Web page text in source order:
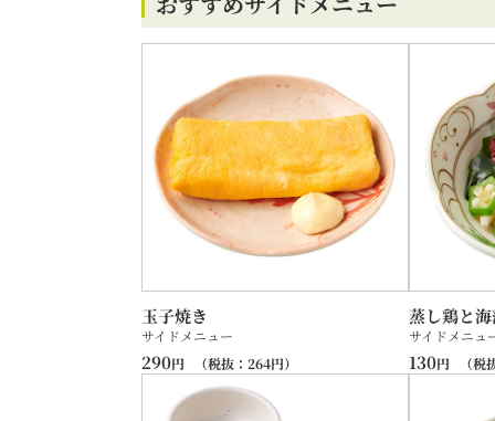
玉子焼き
サイドメニュー
290円 （税抜： 264円）
蒸し鶏と
サイドメニュ
130円 （税